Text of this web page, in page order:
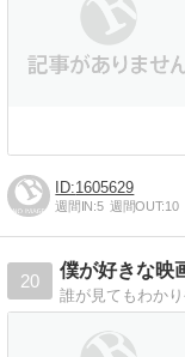
1605629
週間IN:5 週間OUT:10
20
僕が好きな映
誰が見てもわか